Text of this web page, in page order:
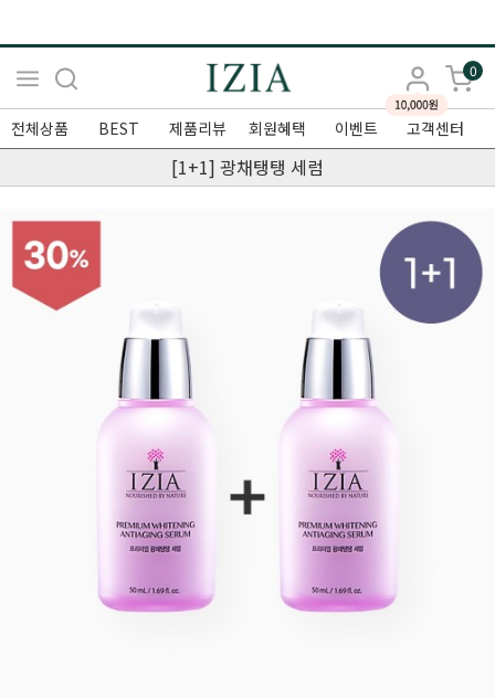
0
전체상품 BEST 제품리뷰 회원혜택 이벤트 고객센터
[1+1] 광채탱탱 세럼